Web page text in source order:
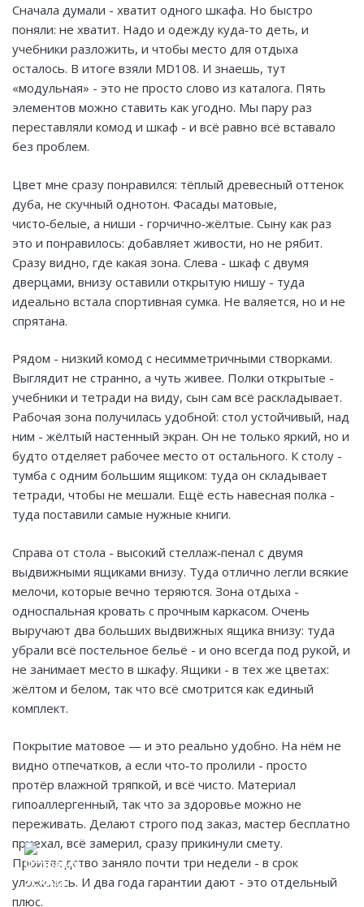
Сначала думали - хватит одного шкафа. Но быстро
поняли: не хватит. Надо и одежду куда‑то деть, и
учебники разложить, и чтобы место для отдыха
осталось. В итоге взяли MD108. И знаешь, тут
«модульная» - это не просто слово из каталога. Пять
элементов можно ставить как угодно. Мы пару раз
переставляли комод и шкаф - и всё равно всё вставало
без проблем.
Цвет мне сразу понравился: тёплый древесный оттенок
дуба, не скучный однотон. Фасады матовые,
чисто‑белые, а ниши - горчично‑жёлтые. Сыну как раз
это и понравилось: добавляет живости, но не рябит.
Сразу видно, где какая зона. Слева - шкаф с двумя
дверцами, внизу оставили открытую нишу - туда
идеально встала спортивная сумка. Не валяется, но и не
спрятана.
Рядом - низкий комод с несимметричными створками.
Выглядит не странно, а чуть живее. Полки открытые -
учебники и тетради на виду, сын сам всё раскладывает.
Рабочая зона получилась удобной: стол устойчивый, над
ним - жёлтый настенный экран. Он не только яркий, но и
будто отделяет рабочее место от остального. К столу -
тумба с одним большим ящиком: туда он складывает
тетради, чтобы не мешали. Ещё есть навесная полка -
туда поставили самые нужные книги.
Справа от стола - высокий стеллаж‑пенал с двумя
выдвижными ящиками внизу. Туда отлично легли всякие
мелочи, которые вечно теряются. Зона отдыха -
односпальная кровать с прочным каркасом. Очень
выручают два больших выдвижных ящика внизу: туда
убрали всё постельное бельё - и оно всегда под рукой, и
не занимает место в шкафу. Ящики - в тех же цветах:
жёлтом и белом, так что всё смотрится как единый
комплект.
Покрытие матовое — и это реально удобно. На нём не
видно отпечатков, а если что‑то пролили - просто
протёр влажной тряпкой, и всё чисто. Материал
гипоаллергенный, так что за здоровье можно не
переживать. Делают строго под заказ, мастер бесплатно
приехал, всё замерил, сразу прикинули смету.
Производство заняло почти три недели - в срок
уложились. И два года гарантии дают - это отдельный
плюс.